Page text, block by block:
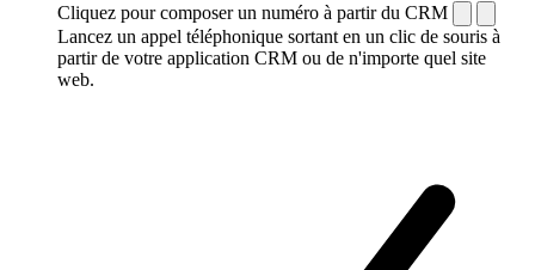
Cliquez pour composer un numéro à partir du CRM
Lancez un appel téléphonique sortant en un clic de souris à
partir de votre application CRM ou de n'importe quel site
web.